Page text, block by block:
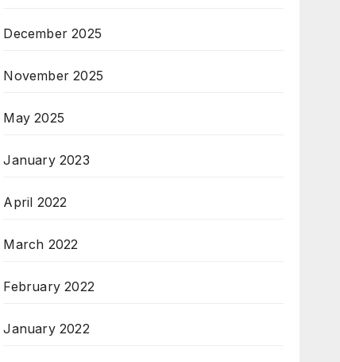
December 2025
November 2025
May 2025
January 2023
April 2022
March 2022
February 2022
January 2022